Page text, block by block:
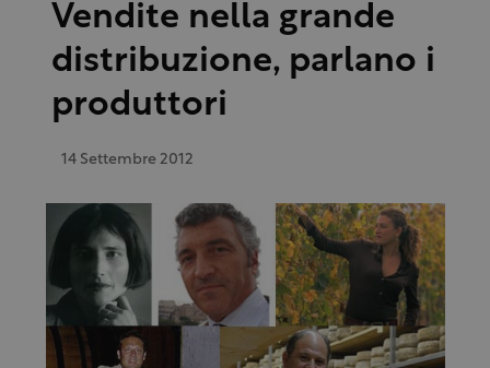
Vendite nella grande
distribuzione, parlano i
produttori
14 Settembre 2012